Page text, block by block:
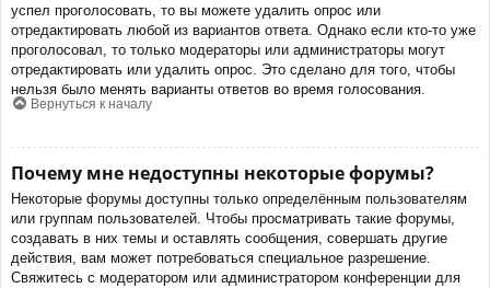
успел проголосовать, то вы можете удалить опрос или
отредактировать любой из вариантов ответа. Однако если кто-то уже
проголосовал, то только модераторы или администраторы могут
отредактировать или удалить опрос. Это сделано для того, чтобы
нельзя было менять варианты ответов во время голосования.
Вернуться к началу
Почему мне недоступны некоторые форумы?
Некоторые форумы доступны только определённым пользователям
или группам пользователей. Чтобы просматривать такие форумы,
создавать в них темы и оставлять сообщения, совершать другие
действия, вам может потребоваться специальное разрешение.
Свяжитесь с модератором или администратором конференции для